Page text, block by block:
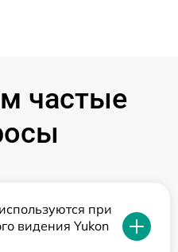
частые
при
видения Yukon